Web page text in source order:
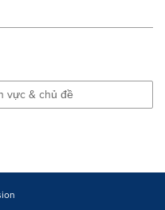
vực & chủ đề